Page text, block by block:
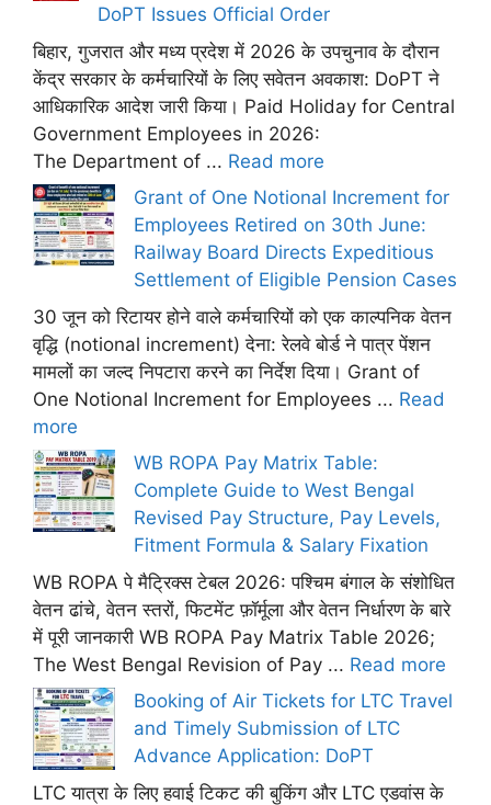
DoPT Issues Official Order
बिहार, गुजरात और मध्य प्रदेश में 2026 के उपचुनाव के दौरान
केंद्र सरकार के कर्मचारियों के लिए सवेतन अवकाश: DoPT ने
आधिकारिक आदेश जारी किया। Paid Holiday for Central
Government Employees in 2026:
The Department of ... Read more
Grant of One Notional Increment for
Employees Retired on 30th June:
Railway Board Directs Expeditious
Settlement of Eligible Pension Cases
30 जून को रिटायर होने वाले कर्मचारियों को एक काल्पनिक वेतन
वृद्धि (notional increment) देना: रेलवे बोर्ड ने पात्र पेंशन
मामलों का जल्द निपटारा करने का निर्देश दिया। Grant of
One Notional Increment for Employees ... Read
more
WB ROPA Pay Matrix Table:
Complete Guide to West Bengal
Revised Pay Structure, Pay Levels,
Fitment Formula & Salary Fixation
WB ROPA पे मैट्रिक्स टेबल 2026: पश्चिम बंगाल के संशोधित
वेतन ढांचे, वेतन स्तरों, फिटमेंट फ़ॉर्मूला और वेतन निर्धारण के बारे
में पूरी जानकारी WB ROPA Pay Matrix Table 2026;
The West Bengal Revision of Pay ... Read more
Booking of Air Tickets for LTC Travel
and Timely Submission of LTC
Advance Application: DoPT
LTC यात्रा के लिए हवाई टिकट की बुकिंग और LTC एडवांस के